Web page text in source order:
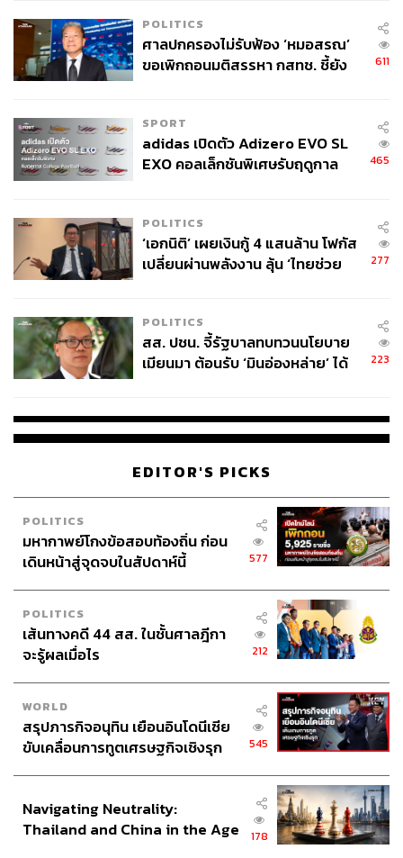
อ้างอิง:
https://edition.cnn.com/2025/04/05/us/hands-off-prot
https://www.bbc.com/news/articles/cz79ewg193ro
https://www.channelnewsasia.com/world/anti-trump-
protesters-gather-washington-across-us-cities-50469
TAGS: Donald Trump การประท้วง USA
Elon Musk
1.3K
ABOUT THE AUTHOR
วิโรจน์ เลิศจิตต์ธรรม
Senior Content Creator กองข่าวต่างประเทศ
THE STANDARD
POLITICS
ศาลปกครองไม่รับฟ้อง ‘หมอสรณ’
ขอเพิกถอนมติสรรหา กสทช. ชี้ยัง
611
SPORT
adidas เปิดตัว Adizero EVO SL
EXO คอลเล็กชันพิเศษรับฤดูกาล
465
POLITICS
‘เอกนิติ’ เผยเงินกู้ 4 แสนล้าน โฟกัส
เปลี่ยนผ่านพลังงาน ลุ้น ‘ไทยช่วย
277
POLITICS
สส. ปชน. จี้รัฐบาลทบทวนนโยบาย
เมียนมา ต้อนรับ ‘มินอ่องหล่าย’ ได้
223
EDITOR'S PICKS
POLITICS
มหากาพย์โกงข้อสอบท้องถิ่น ก่อน
เดินหน้าสู่จุดจบในสัปดาห์นี้
577
POLITICS
เส้นทางคดี 44 สส. ในชั้นศาลฎีกา
จะรู้ผลเมื่อไร
212
WORLD
สรุปภารกิจอนุทิน เยือนอินโดนีเซีย
ขับเคลื่อนการทูตเศรษฐกิจเชิงรุก
545
Navigating Neutrality:
Thailand and China in the Age
178